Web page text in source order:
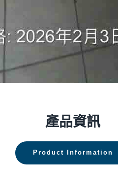
產品資訊
Product Information